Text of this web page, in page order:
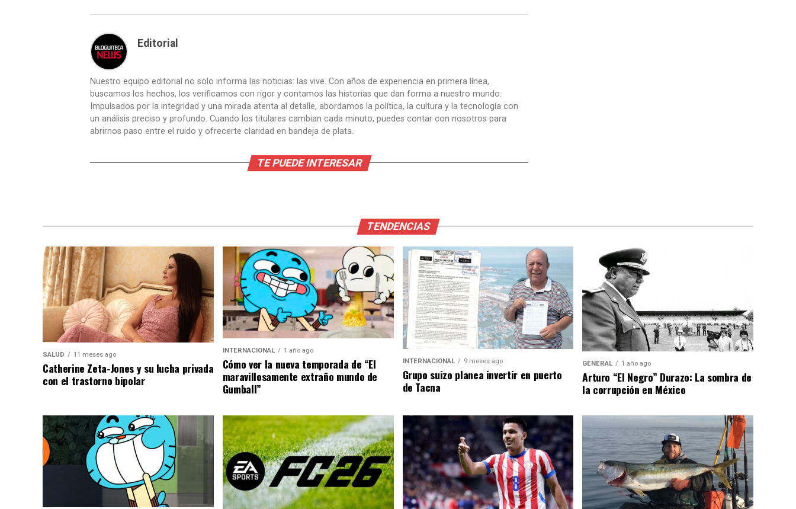
Editorial
Nuestro equipo editorial no solo informa las noticias: las vive. Con años de experiencia en primera línea,
buscamos los hechos, los verificamos con rigor y contamos las historias que dan forma a nuestro mundo.
Impulsados por la integridad y una mirada atenta al detalle, abordamos la política, la cultura y la tecnología con
un análisis preciso y profundo. Cuando los titulares cambian cada minuto, puedes contar con nosotros para
abrirnos paso entre el ruido y ofrecerte claridad en bandeja de plata.
TE PUEDE INTERESAR
TENDENCIAS
SALUD 11 meses ago
Catherine Zeta-Jones y su lucha privada
con el trastorno bipolar
INTERNACIONAL 1 año ago
Cómo ver la nueva temporada de “El
maravillosamente extraño mundo de
Gumball”
INTERNACIONAL 9 meses ago
Grupo suizo planea invertir en puerto
de Tacna
GENERAL 1 año ago
Arturo “El Negro” Durazo: La sombra de
la corrupción en México